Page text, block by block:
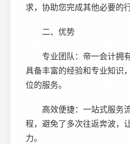
求，协助您完成其他必要的
二、优势
专业团队：帝一会计拥
具备丰富的经验和专业知识
位的服务。
高效便捷：一站式服务
程，避免了多次往返奔波，
力。